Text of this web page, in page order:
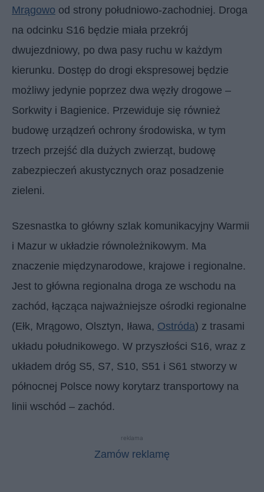
Mrągowo od strony południowo-zachodniej. Droga
na odcinku S16 będzie miała przekrój
dwujezdniowy, po dwa pasy ruchu w każdym
kierunku. Dostęp do drogi ekspresowej będzie
możliwy jedynie poprzez dwa węzły drogowe –
Sorkwity i Bagienice. Przewiduje się również
budowę urządzeń ochrony środowiska, w tym
trzech przejść dla dużych zwierząt, budowę
zabezpieczeń akustycznych oraz posadzenie
zieleni.
Szesnastka to główny szlak komunikacyjny Warmii
i Mazur w układzie równoleżnikowym. Ma
znaczenie międzynarodowe, krajowe i regionalne.
Jest to główna regionalna droga ze wschodu na
zachód, łącząca najważniejsze ośrodki regionalne
(Ełk, Mrągowo, Olsztyn, Iława, Ostróda) z trasami
układu południkowego. W przyszłości S16, wraz z
układem dróg S5, S7, S10, S51 i S61 stworzy w
północnej Polsce nowy korytarz transportowy na
linii wschód – zachód.
reklama
Zamów reklamę